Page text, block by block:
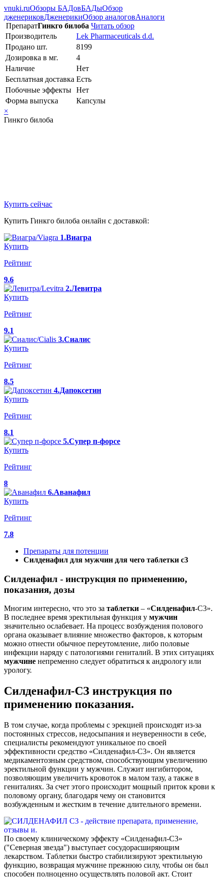
vnuki.ruОбзоры БАДовБАДыОбзор
дженериковДженерикиОбзор аналоговАналоги
ПрепаратГинкго билоба Читать обзор
Производитель
Lek Pharmaceuticals d.d.
Продано шт.
8199
Дозировка в мг.
4
Наличие
Нет
Бесплатная доставка Есть
Побочные эффекты Нет
Форма выпуска
Капсулы
×
Гинкго билоба
Купить сейчас
Купить Гинкго билоба онлайн с доставкой:
1.Виагра
Купить
Рейтинг
9.6
2.Левитра
Купить
Рейтинг
9.1
3.Сиалис
Купить
Рейтинг
8.5
4.Дапоксетин
Купить
Рейтинг
8.1
5.Супер п-форсе
Купить
Рейтинг
8
6.Аванафил
Купить
Рейтинг
7.8
Препараты для потенции
Силденафил для мужчин для чего таблетки с3
Силденафил - инструкция по применению,
показания, дозы
Многим интересно, что это за таблетки – «Силденафил-С3».
В последнее время эректильная функция у мужчин
значительно ослабевает. На процесс возбуждения полового
органа оказывает влияние множество факторов, к которым
можно отнести обычное переутомление, либо половые
инфекции наряду с патологиями гениталий. В этих ситуациях
мужчине непременно следует обратиться к андрологу или
урологу.
Силденафил-СЗ инструкция по
применению показания.
В том случае, когда проблемы с эрекцией происходят из-за
постоянных стрессов, недосыпания и неуверенности в себе,
специалисты рекомендуют уникальное по своей
эффективности средство «Силденафил-С3». Он является
медикаментозным средством, способствующим увеличению
эректильной функции у мужчин. Служит ингибитором,
позволяющим увеличить кровоток в малом тазу, а также в
гениталиях. За счет этого происходит мощный приток крови к
половому органу, благодаря чему он становится
возбужденным и жестким в течение длительного времени.
По своему клиническому эффекту «Силденафил-С3»
("Северная звезда") выступает сосудорасширяющим
лекарством. Таблетки быстро стабилизируют эректильную
функцию, возвращая мужчине прежнюю силу, чтобы он был
способен полноценно осуществлять половой акт. Стоит